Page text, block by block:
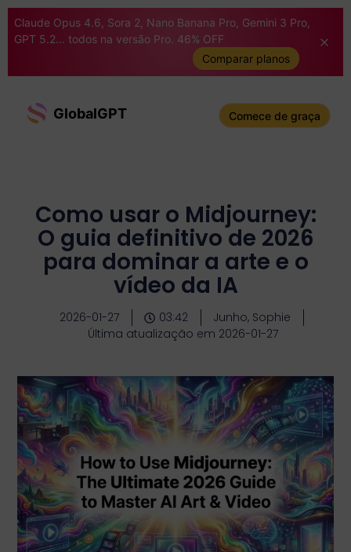
Claude Opus 4.6, Sora 2, Nano Banana Pro, Gemini 3 Pro,
GPT 5.2... todos na versão Pro. 46% OFF
Comparar planos
GlobalGPT Comece de graça
Como usar o Midjourney:
O guia definitivo de 2026
para dominar a arte e o
vídeo da IA
2026-01-27 03:42
Junho, Sophie
Última atualização em 2026-01-27